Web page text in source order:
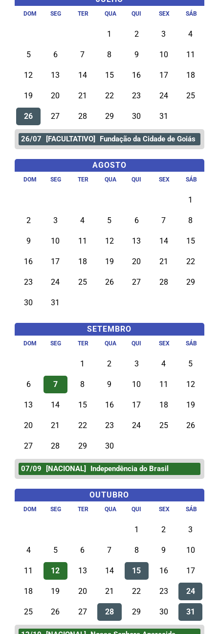
DOM SEG TER QUA QUI SEX SÁB
1 2 3 4
5 6 7 8 9 10 11
12 13 14 15 16 17 18
19 20 21 22 23 24 25
26 27 28 29 30 31
26/07 [FACULTATIVO] Fundação da Cidade de Goiás
AGOSTO
DOM SEG TER QUA QUI SEX SÁB
1
2 3 4 5 6 7 8
9 10 11 12 13 14 15
16 17 18 19 20 21 22
23 24 25 26 27 28 29
30 31
SETEMBRO
DOM SEG TER QUA QUI SEX SÁB
1 2 3 4 5
6 7 8 9 10 11 12
13 14 15 16 17 18 19
20 21 22 23 24 25 26
27 28 29 30
07/09 [NACIONAL] Independência do Brasil
OUTUBRO
DOM SEG TER QUA QUI SEX SÁB
1 2 3
4 5 6 7 8 9 10
11 12 13 14 15 16 17
18 19 20 21 22 23 24
25 26 27 28 29 30 31